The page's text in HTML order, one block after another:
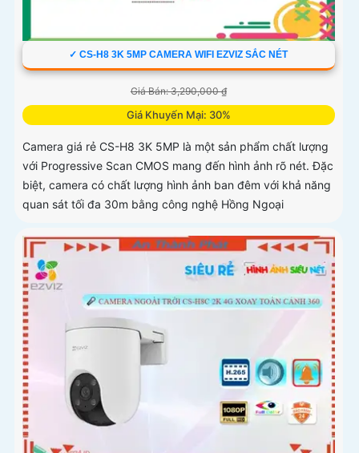
✓ CS-H8 3K 5MP CAMERA WIFI EZVIZ SẮC NÉT
Giá Bán: 3,290,000 ₫
Giá Khuyến Mại: 30%
Camera giá rẻ CS-H8 3K 5MP là một sản phẩm chất lượng
với Progressive Scan CMOS mang đến hình ảnh rõ nét. Đặc
biệt, camera có chất lượng hình ảnh ban đêm với khả năng
quan sát tối đa 30m bằng công nghệ Hồng Ngoại